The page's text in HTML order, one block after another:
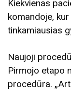
Kiekvienas
komandoje,
tinkamiausias
Naujoji
Pirmojo etapo
procedūra.